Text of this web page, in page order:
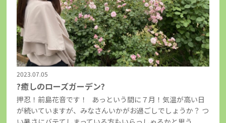
2023.07.05
?癒しのローズガーデン?
押忍！前島花音です！ あっという間に７月！気温が高い日
が続いていますが、みなさんいかがお過ごしでしょうか？ つ